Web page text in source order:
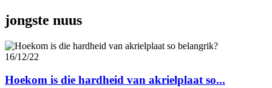
jongste nuus
16/12/22
Hoekom is die hardheid van akrielplaat so...